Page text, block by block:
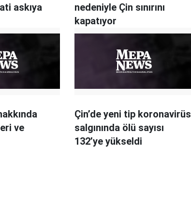
askıya
nedeniyle Çin sınırını
kapatıyor
ve
Çin’de yeni tip koronavirüs
salgınında ölü sayısı
132’ye yükseldi